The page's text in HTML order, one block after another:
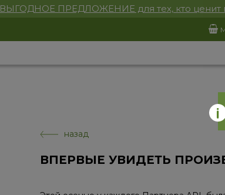
ВЫГОДНОЕ ПРЕДЛОЖЕНИЕ для тех, кто ценит
назад
ВПЕРВЫЕ УВИДЕТЬ